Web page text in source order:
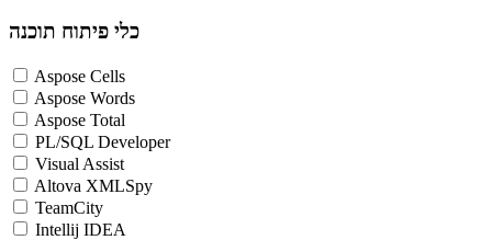
כלי פיתוח תוכנה
Aspose Cells
Aspose Words
Aspose Total
PL/SQL Developer
Visual Assist
Altova XMLSpy
TeamCity
Intellij IDEA